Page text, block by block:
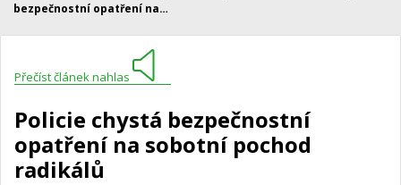
bezpečnostní opatření na…
Přečíst článek nahlas
Policie chystá bezpečnostní
opatření na sobotní pochod
radikálů